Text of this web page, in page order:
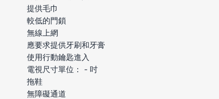
提供毛巾
較低的門鎖
無線上網
應要求提供牙刷和牙膏
使用行動鑰匙進入
電視尺寸單位： - 吋
拖鞋
無障礙通道